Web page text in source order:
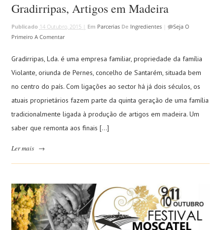
Gradirripas, Artigos em Madeira
Publicado 14 Outubro, 2015 | Em Parcerias De Ingredientes|
Seja O
Primeiro A Comentar
Gradirripas, Lda. é uma empresa familiar, propriedade da família
Violante, oriunda de Pernes, concelho de Santarém, situada bem
no centro do país. Com ligações ao sector há já dois séculos, os
atuais proprietários fazem parte da quinta geração de uma família
tradicionalmente ligada à produção de artigos em madeira. Um
saber que remonta aos finais […]
Ler mais →